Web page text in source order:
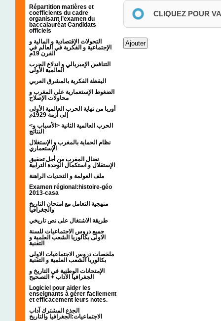
Répartition matières et
coefficients du cadre
organisant l’examen du
baccalauréat Candidats
officiels
التحولات الإقتصادية و المالية و
الإجتماعية و الفكرية في العالم في
القرن 19م
التنافس الإمبريالي و اندلاع الحرب
العالمية الأولى
اليقظة الفكرية بالمشرق العربي
الضغوط الإستعمارية على المغرب و
محاولات الإصلاح
أوربا من نهاية الحرب العالمية الأولى
إلى أزمة 1929م
<الحرب العالمية الثانية <الأسباب و
النتائج
نظام الحماية بالمغرب و الإستغلال
الإستعماري
نضال المغرب من أجل تحقيق
الإستقلال و استكمال الوحدة الترابية
ملف العولمة و التحديات الراهنة
Examen régional:histoire-géo
2013-casa
منهجية التعامل مع امتحان التاريخ
والجغرافيا
طريقة الاشتغال على نص تاريخي
جميع دروس الاجتماعيات للسنة
الاولى بكالوريا الشعب العلمية و
التقنية
ملخصات دروس الاجتماعيات الاولى
بكالوريا الشعب العلمية و التقنية
الإمتحانات الوطنية في التاريخ و
الجغرافيا الآداب + التصحيح
Logiciel pour aider les
enseignants à gérer facilement
et efficacement leurs notes.
الجذع المشترك آداب
الاجتماعيات:الجغرافيا والتاريخ
CLIQUEZ POUR